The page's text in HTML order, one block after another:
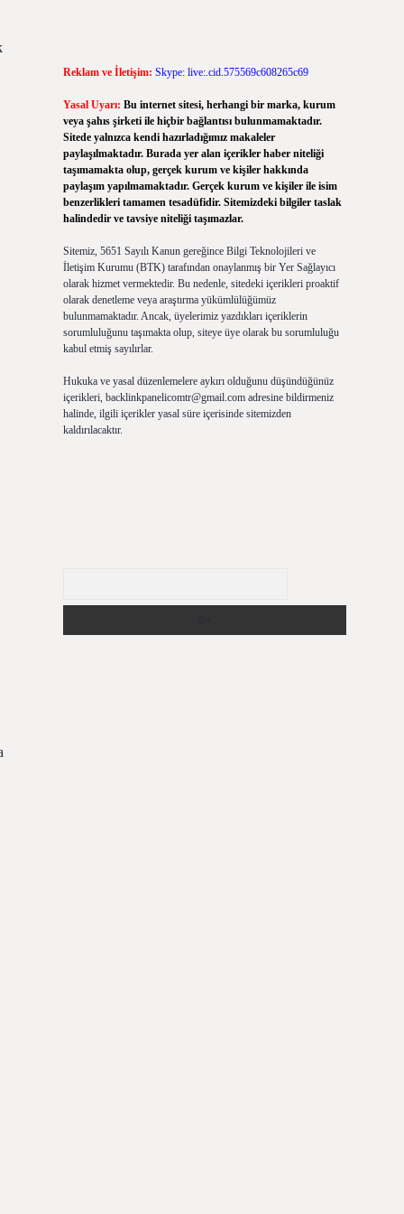
Reklam ve İletişim: Skype: live:.cid.575569c608265c69
Yasal Uyarı: Bu internet sitesi, herhangi bir marka, kurum
veya şahıs şirketi ile hiçbir bağlantısı bulunmamaktadır.
Sitede yalnızca kendi hazırladığımız makaleler
paylaşılmaktadır. Burada yer alan içerikler haber niteliği
taşımamakta olup, gerçek kurum ve kişiler hakkında
paylaşım yapılmamaktadır. Gerçek kurum ve kişiler ile isim
benzerlikleri tamamen tesadüfidir. Sitemizdeki bilgiler taslak
halindedir ve tavsiye niteliği taşımazlar.
Sitemiz, 5651 Sayılı Kanun gereğince Bilgi Teknolojileri ve
İletişim Kurumu (BTK) tarafından onaylanmış bir Yer Sağlayıcı
olarak hizmet vermektedir. Bu nedenle, sitedeki içerikleri proaktif
olarak denetleme veya araştırma yükümlülüğümüz
bulunmamaktadır. Ancak, üyelerimiz yazdıkları içeriklerin
sorumluluğunu taşımakta olup, siteye üye olarak bu sorumluluğu
kabul etmiş sayılırlar.
Hukuka ve yasal düzenlemelere aykırı olduğunu düşündüğünüz
içerikleri, backlinkpanelicomtr@gmail.comadresine bildirmeniz
halinde, ilgili içerikler yasal süre içerisinde sitemizden
kaldırılacaktır.